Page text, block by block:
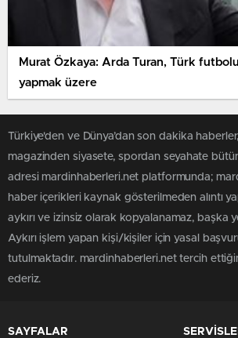
Murat Özkaya: Arda Turan, Türk
yapmak üzere
Türkiye'den ve Dünya’dan son dakika haberler,
magazinden siyasete, spordan seyahate
adresi mardinhaberleri.net platformunda;
haber içerikleri kaynak gösterilmeden alıntı
aykırı ve izinsiz olarak kopyalanamaz, başka
Aykırı işlem yapan kişi/kişiler için yasal
tutulmaktadır. mardinhaberleri.net tercih
ederiz.
SAYFALAR